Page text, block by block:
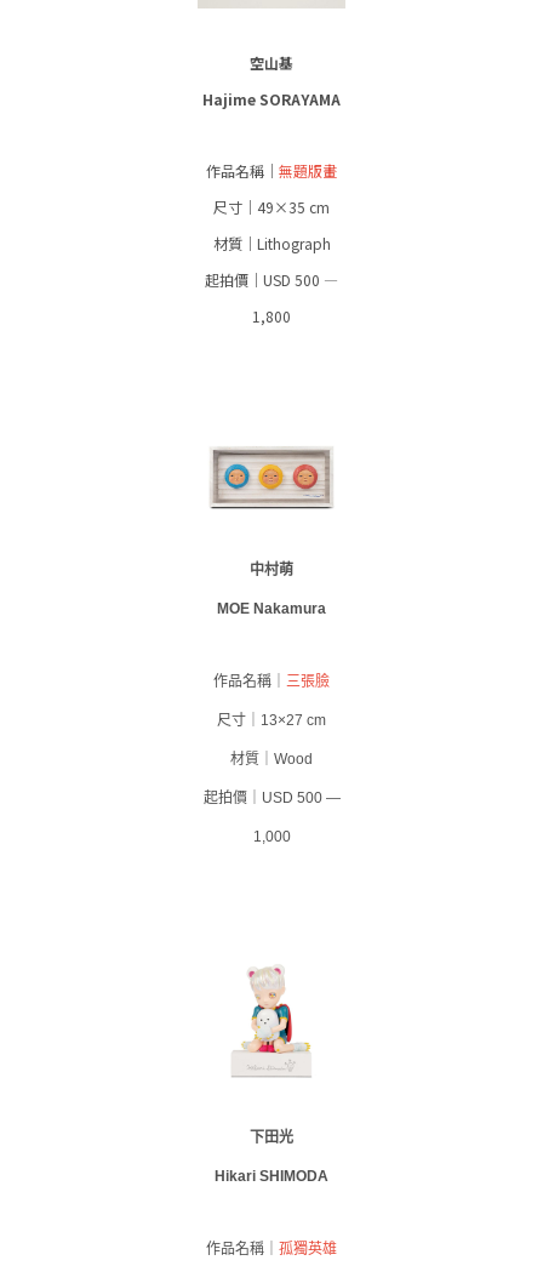
空山基
Hajime SORAYAMA
作品名稱｜ 無題版畫
尺寸｜49×35 cm
材質｜Lithograph
起拍價｜USD 500 —
1,800
中村萌
MOE Nakamura
作品名稱｜ 三張臉
尺寸｜13×27 cm
材質｜Wood
起拍價｜USD 500 —
1,000
下田光
Hikari SHIMODA
作品名稱｜ 孤獨英雄